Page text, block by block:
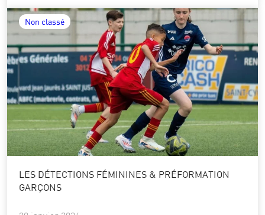
Non classé
LES DÉTECTIONS FÉMININES & PRÉFORMATION
GARÇONS